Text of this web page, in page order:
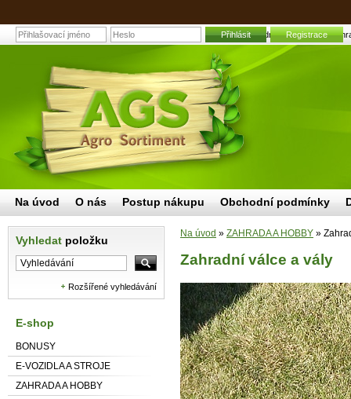
Zahradní válce a vály |
Přihlásit Registrace
Vyhledat položku
Rozšířené vyhledávání
E-shop
BONUSY
E-VOZIDLA A STROJE
ZAHRADA A HOBBY
Na úvod » ZAHRADA A HOBBY »
Zahradní válce a vály
Na úvod O nás Postup nákupu Obchodní podmínky